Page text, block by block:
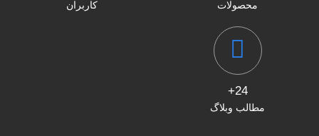
محصولات
کاربران
24+
مطالب وبلاگ